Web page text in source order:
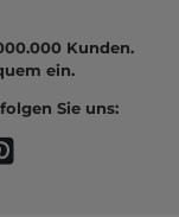
Kunden.
ein.
Sie uns: